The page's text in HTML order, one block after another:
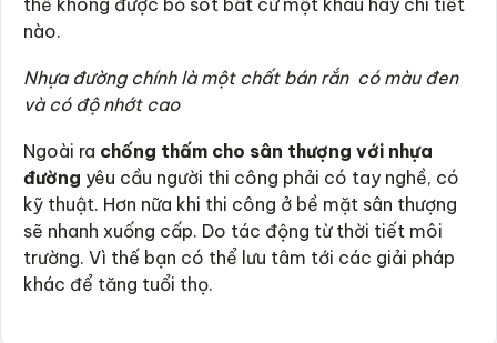
thế không được bỏ sót bất cứ một khâu hay chi tiết
nào.
Nhựa đường chính là một chất bán rắn có màu đen
và có độ nhớt cao
Ngoài ra chống thấm cho sân thượng với nhựa
đường yêu cầu người thi công phải có tay nghề, có
kỹ thuật. Hơn nữa khi thi công ở bề mặt sân thượng
sẽ nhanh xuống cấp. Do tác động từ thời tiết môi
trường. Vì thế bạn có thể lưu tâm tới các giải pháp
khác để tăng tuổi thọ.